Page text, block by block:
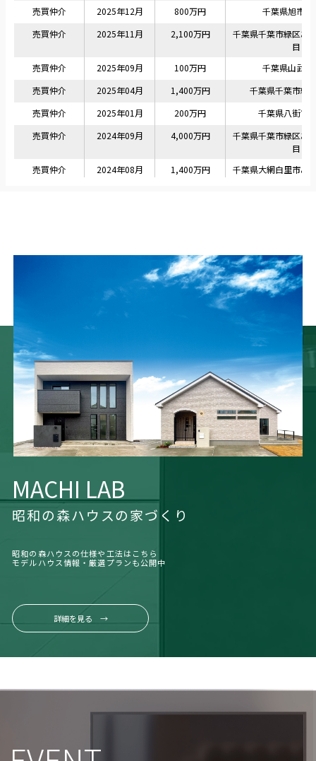
MACHI LAB
昭和の森ハウスの家づくり
昭和の森ハウスの仕様や工法はこちら
モデルハウス情報・厳選プランも公開中
詳細を見る →